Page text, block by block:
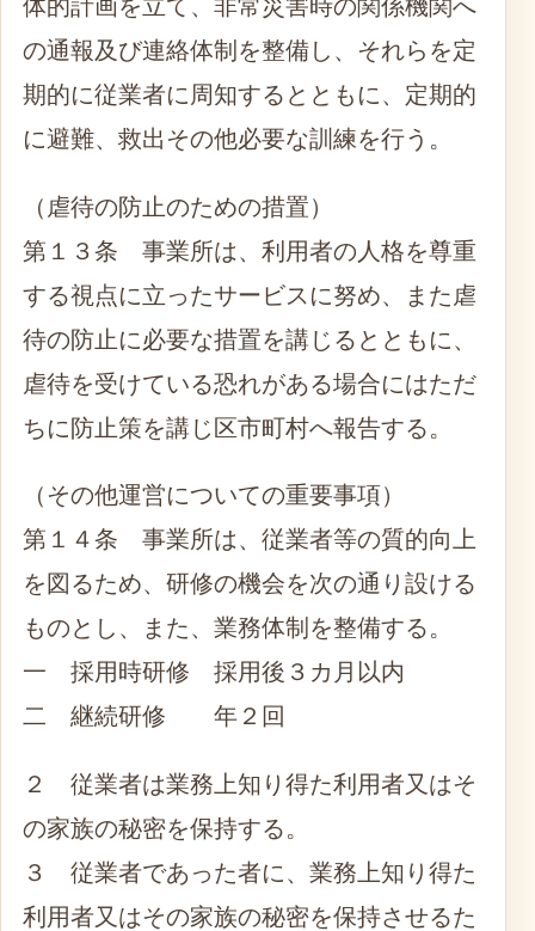
体的計画を立て、非常災害時の関係機関へ
の通報及び連絡体制を整備し、それらを定
期的に従業者に周知するとともに、定期的
に避難、救出その他必要な訓練を行う。
（虐待の防止のための措置）
第１３条 事業所は、利用者の人格を尊重
する視点に立ったサービスに努め、また虐
待の防止に必要な措置を講じるとともに、
虐待を受けている恐れがある場合にはただ
ちに防止策を講じ区市町村へ報告する。
（その他運営についての重要事項）
第１４条 事業所は、従業者等の質的向上
を図るため、研修の機会を次の通り設ける
ものとし、また、業務体制を整備する。
一 採用時研修 採用後３カ月以内
二 継続研修 年２回
２ 従業者は業務上知り得た利用者又はそ
の家族の秘密を保持する。
３ 従業者であった者に、業務上知り得た
利用者又はその家族の秘密を保持させるた